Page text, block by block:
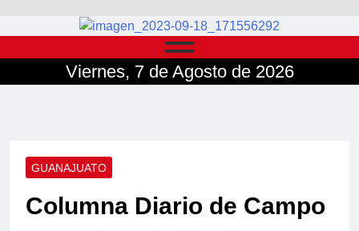
Viernes, 7 de Agosto de 2026
GUANAJUATO
Columna Diario de Campo